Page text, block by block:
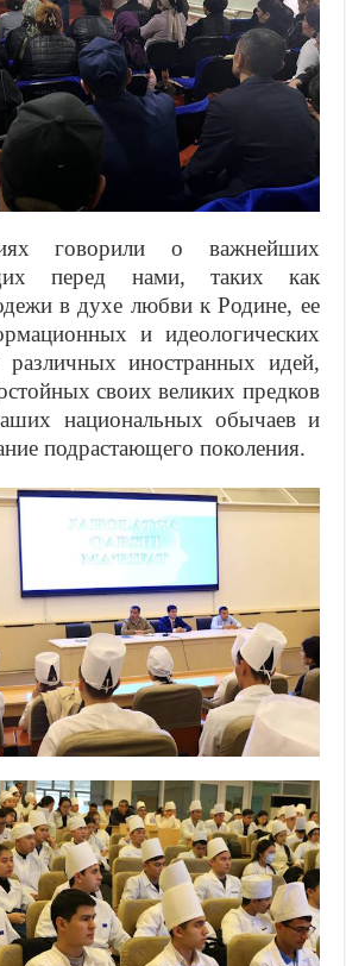
говорили о важнейших
перед нами, таких как
в духе любви к Родине, ее
и идеологических
различных иностранных идей,
своих великих предков
национальных обычаев и
подрастающего поколения.